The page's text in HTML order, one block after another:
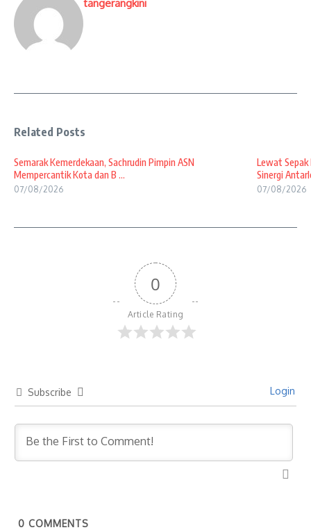
tangerangkini
Related Posts
Semarak Kemerdekaan, Sachrudin Pimpin ASN
Mempercantik Kota dan B ...
07/08/2026
Lewat Sepak
Sinergi
07/08/2026
0
Article Rating
Subscribe Login
0 COMMENTS